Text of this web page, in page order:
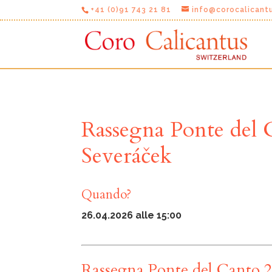
+41 (0)91 743 21 81
Rassegna Ponte
Severáček
Quando?
26.04.2026 alle 15:00